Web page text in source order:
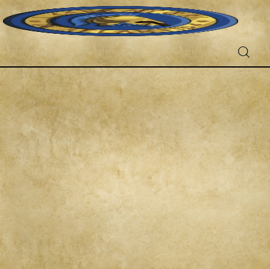
Fantascienza
Fantasy
Games
Recensioni
Libri e fumetti